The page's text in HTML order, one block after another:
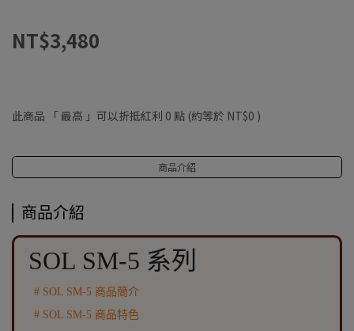
NT$3,480
此商品 「 最高 」可以折抵紅利 0 點 (約等於 NT$0 )
商品介紹
商品介紹
SOL SM-5 系列
# SOL SM-5 商品簡介
# SOL SM-5 商品特色